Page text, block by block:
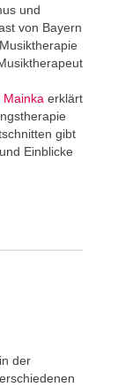
und
von Bayern
Mainka erklärt
gibt
Einblicke
der